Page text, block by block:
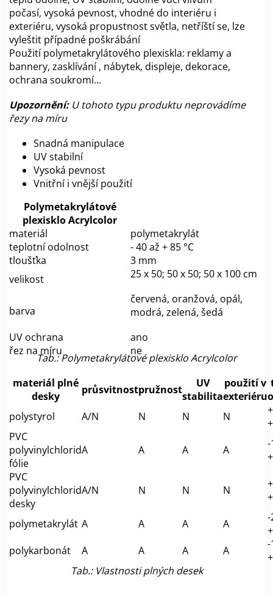
počasí, vysoká pevnost, vhodné do interiéru i
exteriéru, vysoká propustnost světla, netříští se, lze
vyleštit případné poškrábání
Použití polymetakrylátového plexiskla: reklamy a
bannery, zasklívání , nábytek, displeje, dekorace,
ochrana soukromí...
Upozornění: U tohoto typu produktu neprovádíme
řezy na míru
Snadná manipulace
UV stabilní
Vysoká pevnost
Vnitřní i vnější použití
Polymetakrylátové
plexisklo Acrylcolor
materiál
polymetakrylát
teplotní odolnost
- 40 až + 85 °C
tloušťka
3 mm
velikost
25 x 50; 50 x 50; 50 x 100 cm
barva
červená, oranžová, opál,
modrá, zelená, šedá
UV ochrana
ano
řez na míru
ne
Tab.: Polymetakrylátové plexisklo Acrylcolor
materiál plné
desky
průsvitnostpružnost
UV
stabilita
použití v
exteriéru
polystyrol
A/N N N N
PVC
polyvinylchlorid
fólie
A A A A
-
PVC
polyvinylchlorid
desky
A/N N N N
polymetakrylát A A A A
-
polykarbonát
A A A A
-
Tab.: Vlastnosti plných desek